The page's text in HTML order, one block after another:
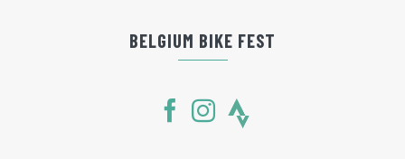
BELGIUM BIKE FEST